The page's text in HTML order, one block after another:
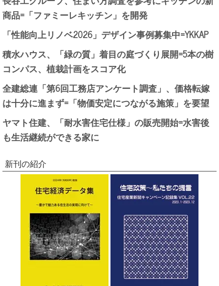
商品=「ファミーレキッチン」を開発
「性能向上リノベ2026」デザイン事例募集中=YKKAP
積水ハウス、「緑の質」着目の庭づくり展開=5本の樹
コンパス、植栽計画をスコア化
全建総連「第6回工務店アンケート調査」、価格転嫁
は十分に進まず=「物価安定につながる施策」を要望
ヤマト住建、「耐水害住宅仕様」の販売開始=水害後
も生活継続ができる家に
新刊の紹介